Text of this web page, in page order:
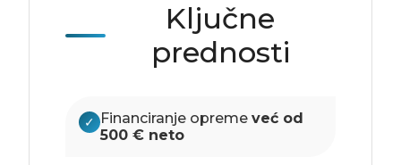
Ključne
prednosti
✓ Financiranje opreme već od
500 € neto